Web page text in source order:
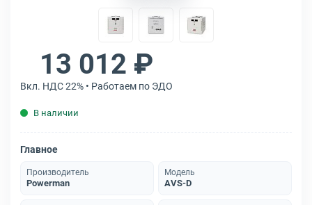
13 012 ₽
Вкл. НДС 22% • Работаем по ЭДО
В наличии
Главное
Производитель
Powerman
Модель
AVS-D